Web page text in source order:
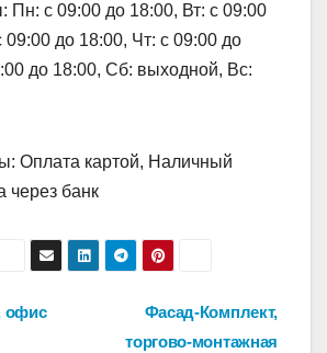
Пн: с 09:00 до 18:00, Вт: с 09:00
09:00 до 18:00, Чт: с 09:00 до
до 18:00, Сб: выходной, Вс:
Оплата картой, Наличный
через банк
Фасад-Комплект,
торгово-монтажная
офис